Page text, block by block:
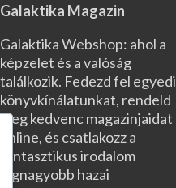
Galaktika Magazin
Galaktika Webshop: ahol a
képzelet és a valóság
találkozik. Fedezd fel egyedi
könyvkínálatunkat, rendeld
meg kedvenc magazinjaidat
online, és csatlakozz a
fantasztikus irodalom
legnagyobb hazai